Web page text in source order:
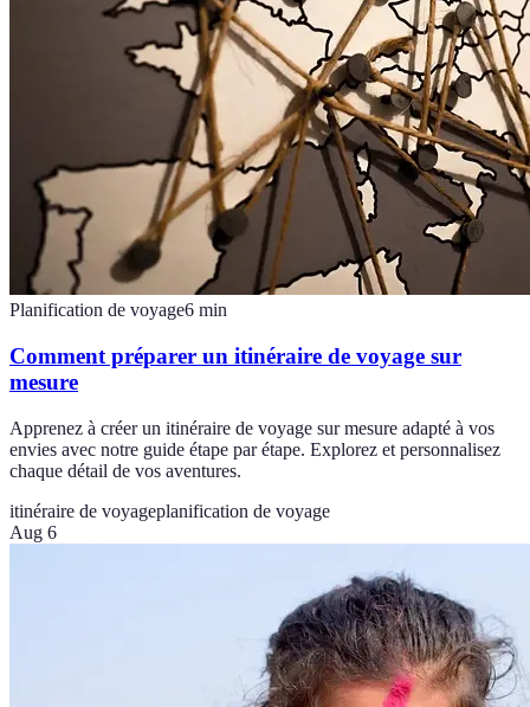
Planification de voyage6 min
Comment préparer un itinéraire de voyage sur
mesure
Apprenez à créer un itinéraire de voyage sur mesure adapté à vos
envies avec notre guide étape par étape. Explorez et personnalisez
chaque détail de vos aventures.
itinéraire de voyageplanification de voyage
Aug 6